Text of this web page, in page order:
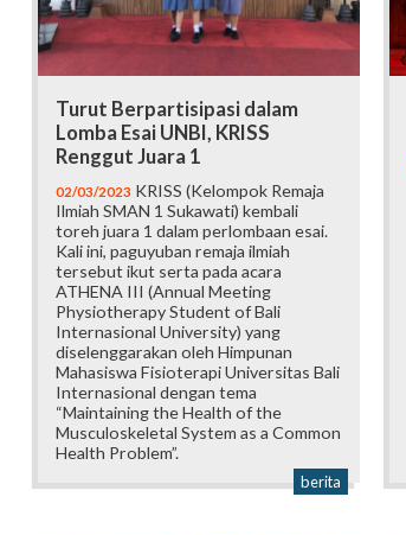
Turut Berpartisipasi dalam
Lomba Esai UNBI, KRISS
Renggut Juara 1
02/03/2023 KRISS (Kelompok Remaja
Ilmiah SMAN 1 Sukawati) kembali
toreh juara 1 dalam perlombaan esai.
Kali ini, paguyuban remaja ilmiah
tersebut ikut serta pada acara
ATHENA III (Annual Meeting
Physiotherapy Student of Bali
Internasional University) yang
diselenggarakan oleh Himpunan
Mahasiswa Fisioterapi Universitas Bali
Internasional dengan tema
“Maintaining the Health of the
Musculoskeletal System as a Common
Health Problem”.
berita